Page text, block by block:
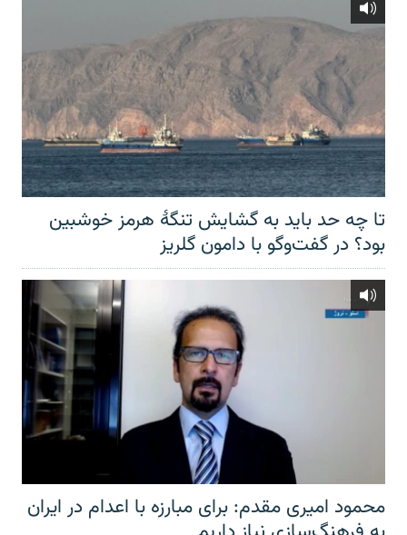
تا چه حد باید به گشایش تنگهٔ هرمز خوشبین
بود؟ در گفت‌وگو با دامون گلریز
محمود امیری مقدم: برای مبارزه با اعدام در ایران